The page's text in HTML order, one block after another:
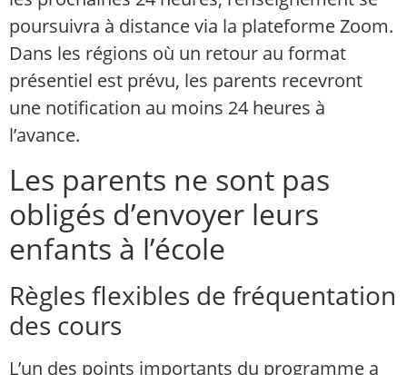
poursuivra à distance via la plateforme Zoom.
Dans les régions où un retour au format
présentiel est prévu, les parents recevront
une notification au moins 24 heures à
l’avance.
Les parents ne sont pas
obligés d’envoyer leurs
enfants à l’école
Règles flexibles de fréquentation
des cours
L’un des points importants du programme a